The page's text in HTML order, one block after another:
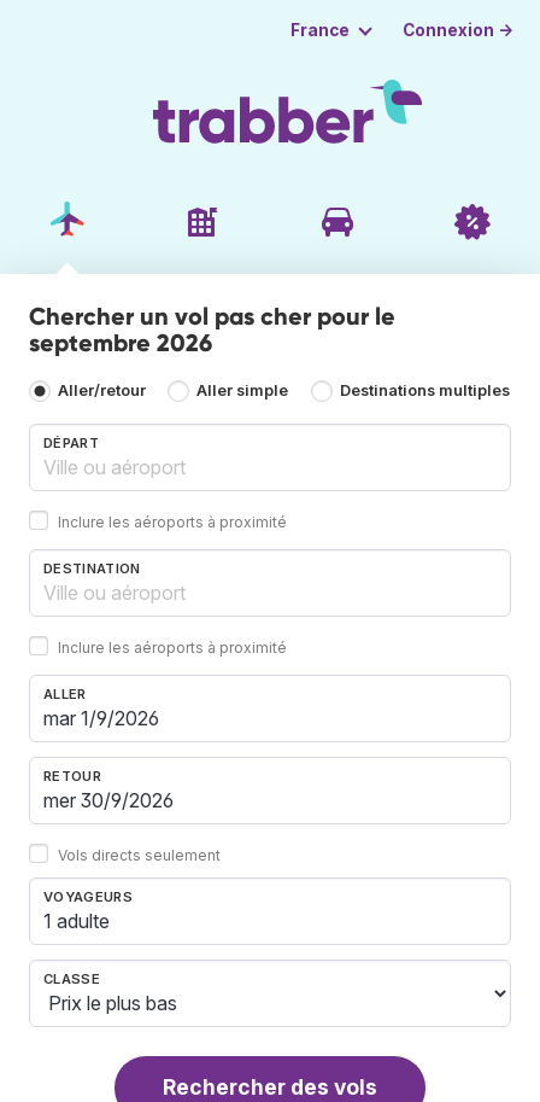
France Connexion →
Chercher un vol pas cher pour le
septembre 2026
Aller/retour Aller simple Destinations multiples
DÉPART
Inclure les aéroports à proximité
DESTINATION
Inclure les aéroports à proximité
ALLER
RETOUR
Vols directs seulement
VOYAGEURS
1 adulte
CLASSE
Rechercher des vols